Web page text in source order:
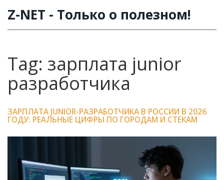
Z-NET - Только о полезном!
Tag: зарплата junior
разработчика
ЗАРПЛАТА JUNIOR-РАЗРАБОТЧИКА В РОССИИ В 2026
ГОДУ: РЕАЛЬНЫЕ ЦИФРЫ ПО ГОРОДАМ И СТЕКАМ